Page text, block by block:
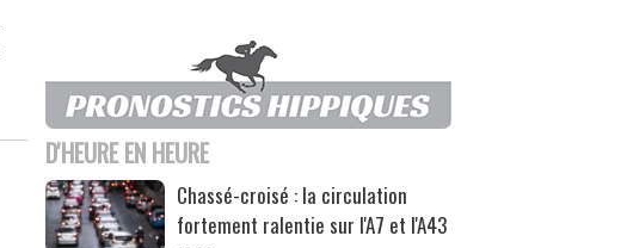
D'HEURE EN HEURE
Chassé-croisé : la circulation
fortement ralentie sur l'A7 et l'A43